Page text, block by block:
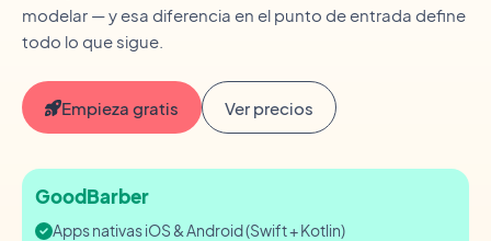
modelar — y esa diferencia en el punto de entrada define
todo lo que sigue.
Empieza gratis Ver precios
GoodBarber
Apps nativas iOS & Android (Swift + Kotlin)